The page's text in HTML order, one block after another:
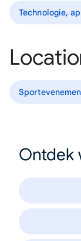
Technologie,
Ontdek